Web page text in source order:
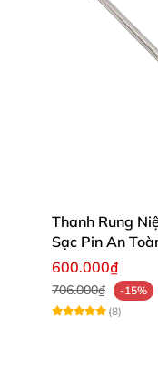
Thanh Rung
Sạc Pin An
600.000₫
706.000₫
-15%
(8)